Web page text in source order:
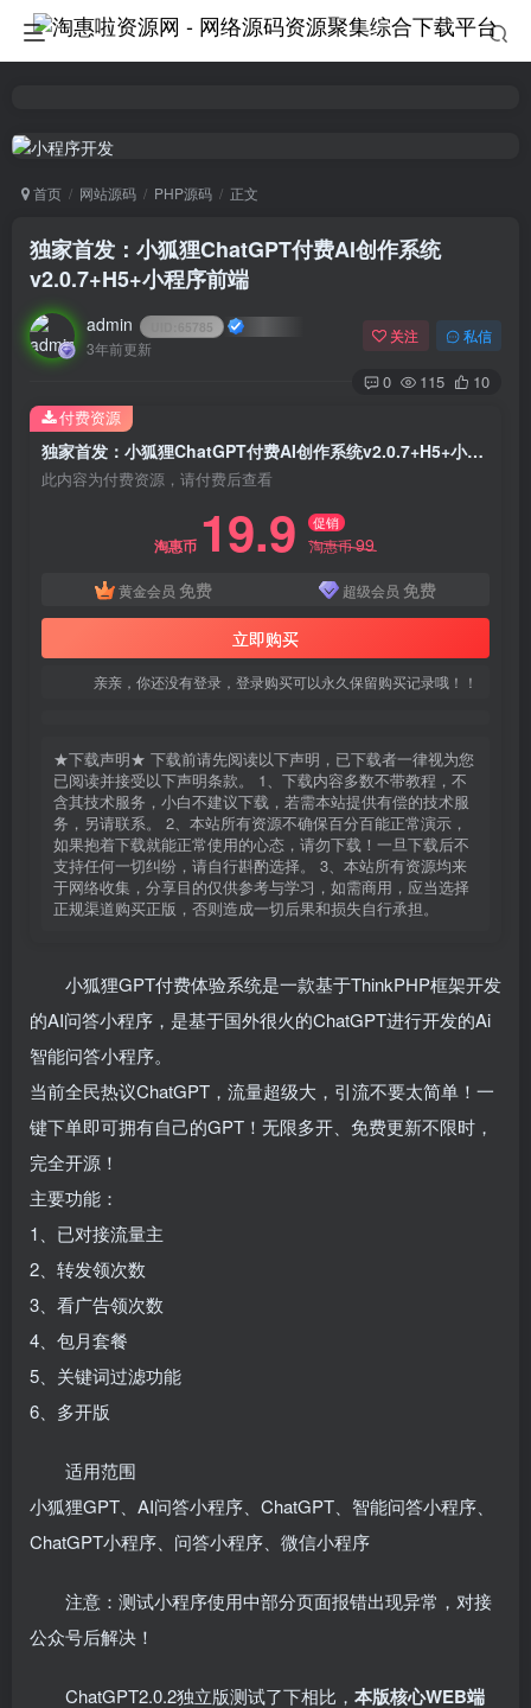
首页 网站源码 PHP源码 正文
独家首发：小狐狸ChatGPT付费AI创作系统
v2.0.7+H5+小程序前端
admin 65785
3年前更新
关注 私信
0 115 10
独家首发：小狐狸ChatGPT付费AI创作系统v2.0.7+H5+小程序前端
此内容为付费资源，请付费后查看
淘惠币 19.9 促销
淘惠币99
黄金会员 免费 超级会员 免费
立即购买
亲亲，你还没有登录，登录购买可以永久保留购买记录哦！！
★下载声明★ 下载前请先阅读以下声明，已下载者一律视为您
已阅读并接受以下声明条款。 1、下载内容多数不带教程，不
含其技术服务，小白不建议下载，若需本站提供有偿的技术服
务，另请联系。 2、本站所有资源不确保百分百能正常演示，
如果抱着下载就能正常使用的心态，请勿下载！一旦下载后不
支持任何一切纠纷，请自行斟酌选择。 3、本站所有资源均来
于网络收集，分享目的仅供参考与学习，如需商用，应当选择
正规渠道购买正版，否则造成一切后果和损失自行承担。
付费资源
小狐狸GPT付费体验系统是一款基于ThinkPHP框架开发
的AI问答小程序，是基于国外很火的ChatGPT进行开发的Ai
智能问答小程序。
当前全民热议ChatGPT，流量超级大，引流不要太简单！一
键下单即可拥有自己的GPT！无限多开、免费更新不限时，
完全开源！
主要功能：
1、已对接流量主
2、转发领次数
3、看广告领次数
4、包月套餐
5、关键词过滤功能
6、多开版
适用范围
小狐狸GPT、AI问答小程序、ChatGPT、智能问答小程序、
ChatGPT小程序、问答小程序、微信小程序
注意：测试小程序使用中部分页面报错出现异常，对接
公众号后解决！
ChatGPT2.0.2独立版测试了下相比， 本版核心WEB端